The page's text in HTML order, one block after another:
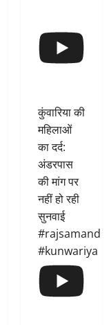
कुंवारिया की
महिलाओं
का दर्द:
अंडरपास
की मांग पर
नहीं हो रही
सुनवाई
#rajsamand
#kunwariya